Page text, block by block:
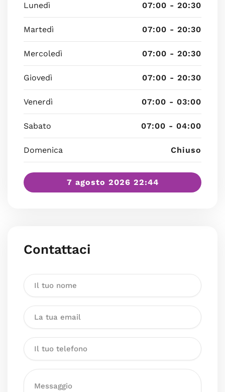
Lunedì 07:00 - 20:30
Martedì 07:00 - 20:30
Mercoledì 07:00 - 20:30
Giovedì 07:00 - 20:30
Venerdì 07:00 - 03:00
Sabato 07:00 - 04:00
Domenica Chiuso
7 agosto 2026 22:44
Contattaci